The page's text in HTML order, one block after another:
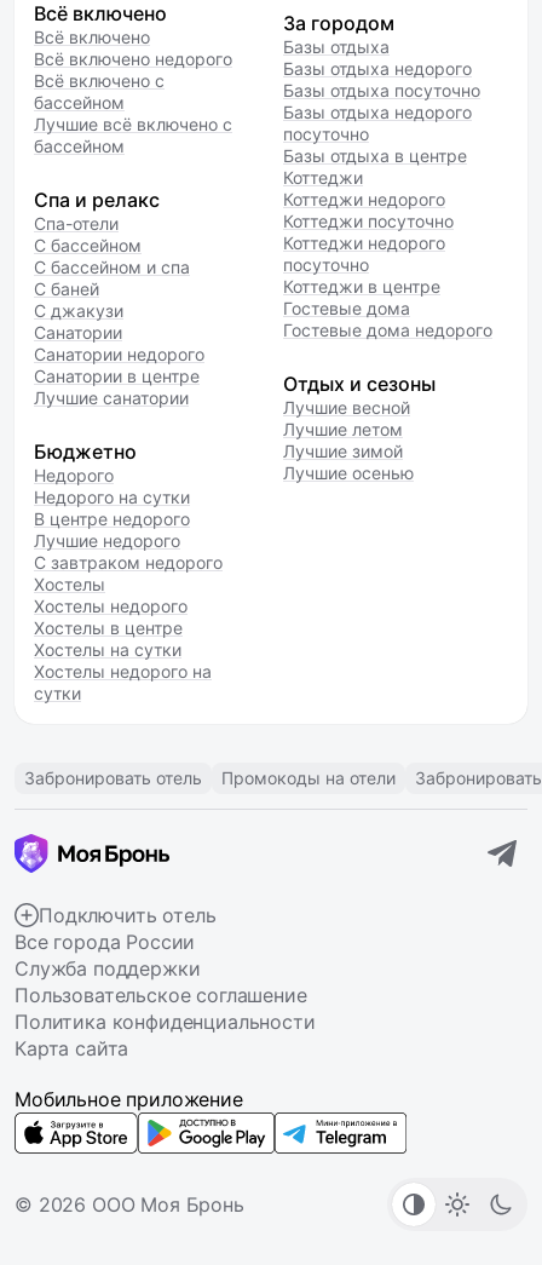
Всё включено
Всё включено
Всё включено недорого
Всё включено с
бассейном
Лучшие всё включено с
бассейном
Спа и релакс
Спа-отели
С бассейном
С бассейном и спа
С баней
С джакузи
Санатории
Санатории недорого
Санатории в центре
Лучшие санатории
Бюджетно
Недорого
Недорого на сутки
В центре недорого
Лучшие недорого
С завтраком недорого
Хостелы
Хостелы недорого
Хостелы в центре
Хостелы на сутки
Хостелы недорого на
сутки
За городом
Базы отдыха
Базы отдыха недорого
Базы отдыха посуточно
Базы отдыха недорого
посуточно
Базы отдыха в центре
Коттеджи
Коттеджи недорого
Коттеджи посуточно
Коттеджи недорого
посуточно
Коттеджи в центре
Гостевые дома
Гостевые дома недорого
Отдых и сезоны
Лучшие весной
Лучшие летом
Лучшие зимой
Лучшие осенью
Забронировать отель Промокоды на отели
Подключить отель
Все города России
Служба поддержки
Пользовательское соглашение
Политика конфиденциальности
Карта сайта
© 2026 ООО Моя Бронь
Мобильное приложение